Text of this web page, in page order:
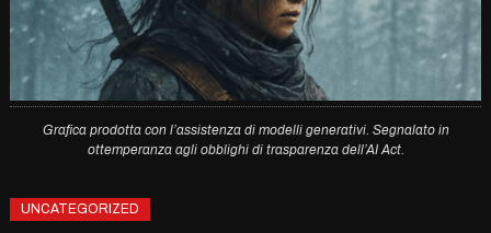
Grafica prodotta con l’assistenza di modelli generativi. Segnalato in
ottemperanza agli obblighi di trasparenza dell’AI Act.
UNCATEGORIZED